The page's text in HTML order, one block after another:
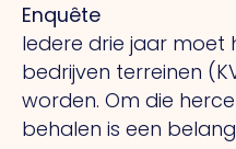
Enquête
Iedere drie jaar moet
bedrijven terreinen
worden. Om die
behalen is een